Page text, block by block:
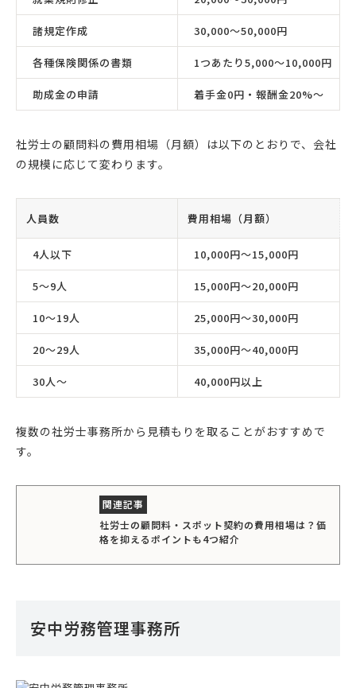
諸規定作成 30,000〜50,000円
各種保険関係の書類 1つあたり5,000〜10,000円
助成金の申請 着手金0円・報酬金20%〜
社労士の顧問料の費用相場（月額）は以下のとおりで、会社
の規模に応じて変わります。
人員数 費用相場（月額）
4人以下 10,000円〜15,000円
5〜9人 15,000円〜20,000円
10〜19人 25,000円〜30,000円
20〜29人 35,000円〜40,000円
30人〜 40,000円以上
複数の社労士事務所から見積もりを取ることがおすすめで
す。
社労士の顧問料・スポット契約の費用相場は？価
格を抑えるポイントも4つ紹介
安中労務管理事務所